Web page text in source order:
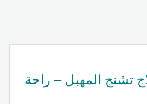
تشنج المهبل – راحة